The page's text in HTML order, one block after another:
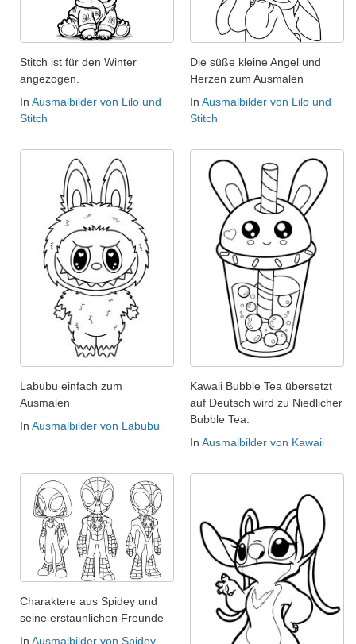
Stitch ist für den Winter
angezogen.
In Ausmalbilder von Lilo und
Stitch
Die süße kleine Angel und
Herzen zum Ausmalen
In Ausmalbilder von Lilo und
Stitch
Labubu einfach zum
Ausmalen
In Ausmalbilder von Labubu
Kawaii Bubble Tea übersetzt
auf Deutsch wird zu Niedlicher
Bubble Tea.
In Ausmalbilder von Kawaii
Charaktere aus Spidey und
seine erstaunlichen Freunde
In Ausmalbilder von Spidey